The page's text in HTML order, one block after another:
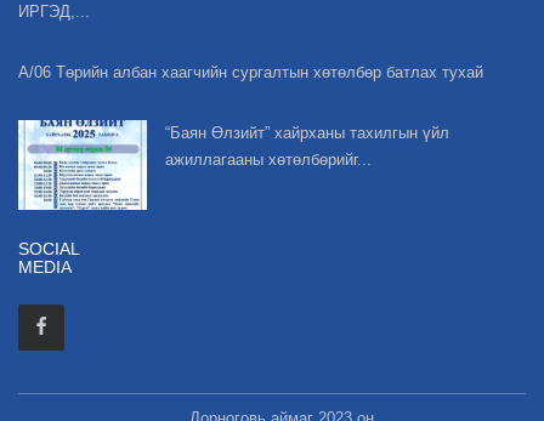
ИРГЭД,...
А/06 Төрийн албан хаагчийн сургалтын хөтөлбөр батлах тухай
“Баян Өлзийт” хайрханы тахилгын үйл
ажиллагааны хөтөлбөрийг...
SOCIAL
MEDIA